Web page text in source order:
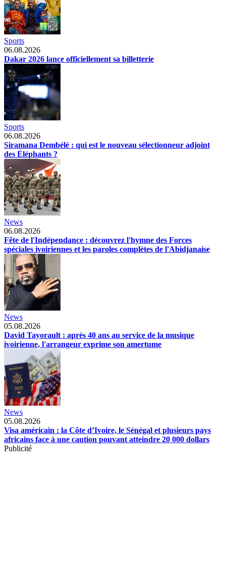
Sports
06.08.2026
Dakar 2026 lance officiellement sa billetterie
Sports
06.08.2026
Siramana Dembélé : qui est le nouveau sélectionneur adjoint
des Éléphants ?
News
06.08.2026
Fête de l'Indépendance : découvrez l'hymne des Forces
spéciales ivoiriennes et les paroles complètes de l'Abidjanaise
News
05.08.2026
David Tayorault : après 40 ans au service de la musique
ivoirienne, l'arrangeur exprime son amertume
News
05.08.2026
Visa américain : la Côte d’Ivoire, le Sénégal et plusieurs pays
africains face à une caution pouvant atteindre 20 000 dollars
Publicité